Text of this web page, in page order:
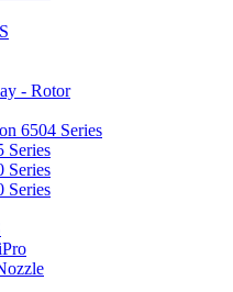
- Rotor
6504 Series
Series
Series
Series